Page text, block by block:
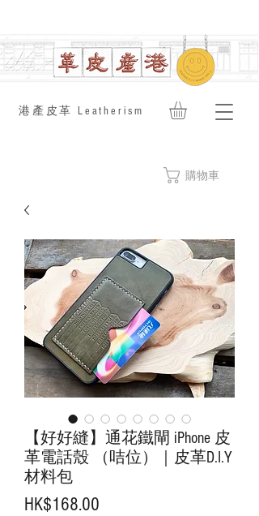
​港產皮革 Leatherism
購物車
【好好縫】通花鐵閘 iPhone 皮
革電話殼 （咭位）｜皮革D.I.Y
材料包
HK$168.00